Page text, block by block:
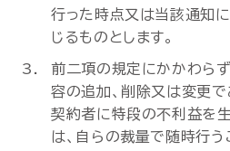
行った時点又は当該通知
じるものとします。
前二項の規定にかかわら
容の追加、削除又は変更
契約者に特段の不利益を
は、自らの裁量で随時行う